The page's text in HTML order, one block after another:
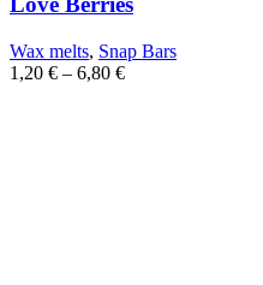
Wax melts, Snap Bars
1,20 € – 6,80 €